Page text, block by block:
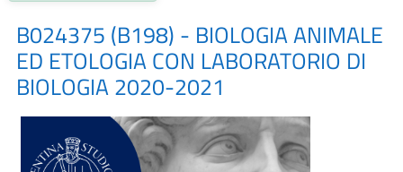
B024375 (B198) - BIOLOGIA ANIMALE
ED ETOLOGIA CON LABORATORIO DI
BIOLOGIA 2020-2021